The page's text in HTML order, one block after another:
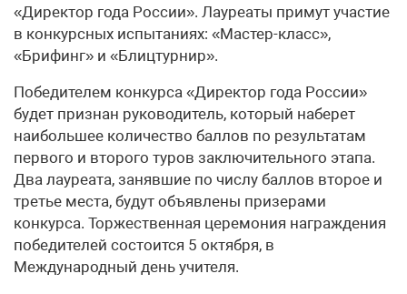
«Директор года России». Лауреаты примут участие
в конкурсных испытаниях: «Мастер-класс»,
«Брифинг» и «Блицтурнир».
Победителем конкурса «Директор года России»
будет признан руководитель, который наберет
наибольшее количество баллов по результатам
первого и второго туров заключительного этапа.
Два лауреата, занявшие по числу баллов второе и
третье места, будут объявлены призерами
конкурса. Торжественная церемония награждения
победителей состоится 5 октября, в
Международный день учителя.